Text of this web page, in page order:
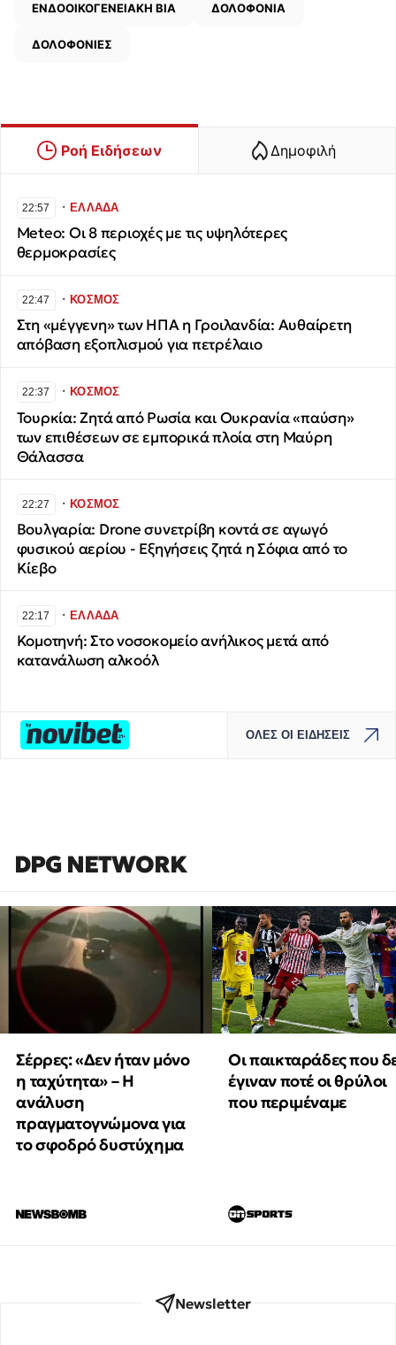
ΕΝΔΟΟΙΚΟΓΕΝΕΙΑΚΗ ΒΙΑ ΔΟΛΟΦΟΝΙΑ
ΔΟΛΟΦΟΝΙΕΣ
Ροή Ειδήσεων Δημοφιλή
22:57 ∙ΕΛΛΑΔΑ
Meteo: Οι 8 περιοχές με τις υψηλότερες
θερμοκρασίες
22:47 ∙ΚΟΣΜΟΣ
Στη «μέγγενη» των ΗΠΑ η Γροιλανδία: Αυθαίρετη
απόβαση εξοπλισμού για πετρέλαιο
22:37 ∙ΚΟΣΜΟΣ
Τουρκία: Ζητά από Ρωσία και Ουκρανία «παύση»
των επιθέσεων σε εμπορικά πλοία στη Μαύρη
Θάλασσα
22:27 ∙ΚΟΣΜΟΣ
Βουλγαρία: Drone συνετρίβη κοντά σε αγωγό
φυσικού αερίου - Εξηγήσεις ζητά η Σόφια από το
Κίεβο
22:17 ∙ΕΛΛΑΔΑ
Κομοτηνή: Στο νοσοκομείο ανήλικος μετά από
κατανάλωση αλκοόλ
ΟΛΕΣ ΟΙ ΕΙΔΗΣΕΙΣ
DPG NETWORK
Σέρρες: «Δεν ήταν μόνο
η ταχύτητα» – Η
ανάλυση
πραγματογνώμονα για
το σφοδρό δυστύχημα
Οι παικταράδες που
έγιναν ποτέ οι θρύλοι
που περιμέναμε
Newsletter